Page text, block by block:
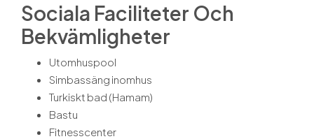
Sociala Faciliteter Och
Bekvämligheter
Utomhuspool
Simbassäng inomhus
Turkiskt bad (Hamam)
Bastu
Fitnesscenter